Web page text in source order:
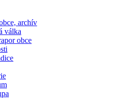
archív
válka
obce